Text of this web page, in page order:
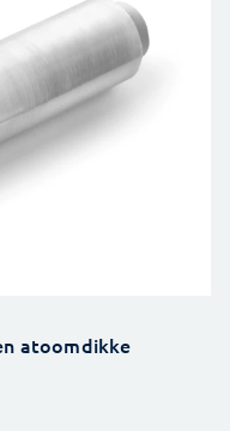
atoomdikke